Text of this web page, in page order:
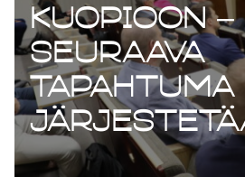
Kuopioon –
Seuraava
tapahtuma